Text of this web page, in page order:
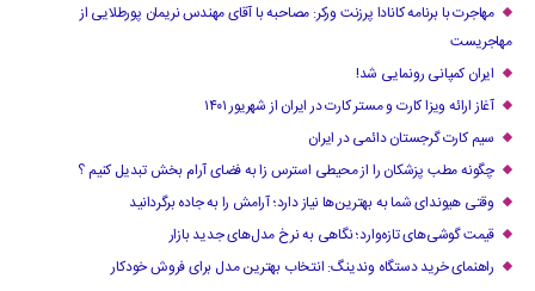
مهاجرت با برنامه کانادا پرزنت ورکر: مصاحبه با آقای مهندس نریمان پورطلایی از
مهاجریست
ایران کمپانی رونمایی شد!
آغاز ارائه ویزا کارت و مستر کارت در ایران از شهریور ۱۴۰۱
سیم کارت گرجستان دائمی در ایران
چگونه مطب پزشکان را از محیطی استرس زا به فضای آرام بخش تبدیل کنیم ؟
وقتی هیوندای شما به بهترین‌ها نیاز دارد؛ آرامش را به جاده برگردانید
قیمت گوشی‌های تازه‌وارد؛ نگاهی به نرخ مدل‌های جدید بازار
راهنمای خرید دستگاه وندینگ: انتخاب بهترین مدل برای فروش خودکار